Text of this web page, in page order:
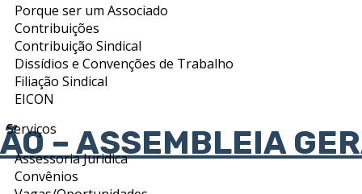
Porque ser um Associado
Contribuições
Contribuição Sindical
Dissídios e Convenções de Trabalho
Filiação Sindical
EICON
Serviços
Assessoria Juridica
Convênios
– ASSEMBLEIA